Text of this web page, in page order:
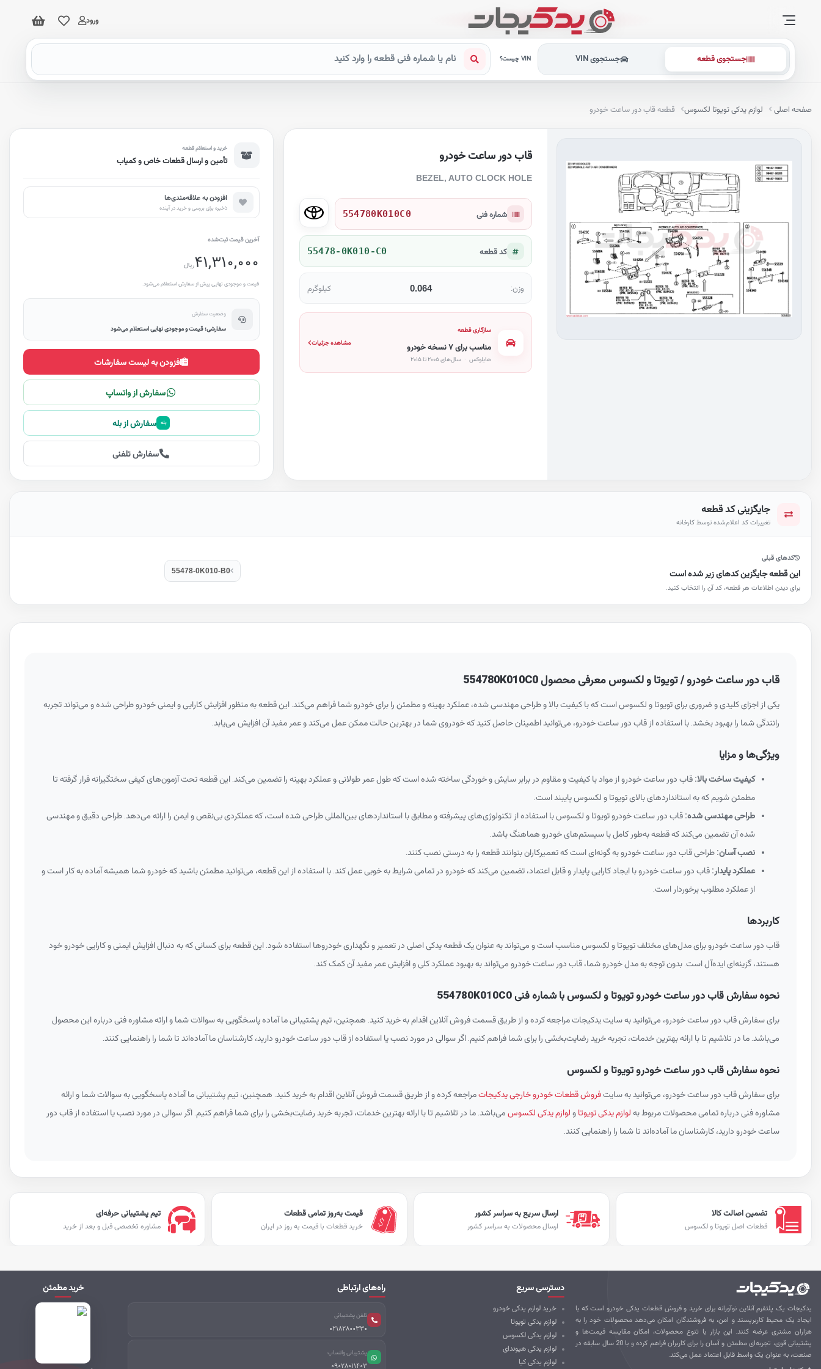
ورود
جستجوی قطعه جستجوی VIN VIN چیست؟
صفحه اصلی لوازم یدکی تویوتا لکسوس قطعه قاب دور ساعت خودرو
قاب دور ساعت خودرو
BEZEL, AUTO CLOCK HOLE
شماره فنی 554780K010C0
کد قطعه 55478-0K010-C0
وزن: 0.064 کیلوگرم
سازگاری قطعه
مناسب برای ۷ نسخه خودرو
هایلوکس ·
مشاهده جزئیات
خرید و استعلام قطعه
تأمین و ارسال قطعات خاص و کمیاب
افزودن به علاقه‌مندی‌ها
ذخیره برای بررسی و خرید در آینده
آخرین قیمت ثبت‌شده
41,310,000ریال
قیمت و موجودی نهایی پیش از سفارش استعلام می‌شود.
وضعیت سفارش
سفارشی؛ قیمت و موجودی نهایی استعلام می‌شود
افزودن به لیست سفارشات
سفارش از واتساپ
بله سفارش از بله
سفارش تلفنی
جایگزینی کد قطعه
تغییرات کد اعلام‌شده توسط کارخانه
کدهای قبلی
این قطعه جایگزین کدهای زیر شده است
برای دیدن اطلاعات هر قطعه، کد آن را انتخاب کنید.
55478-0K010-B0
قاب دور ساعت خودرو / تویوتا و لکسوس معرفی محصول 554780K010C0
یکی از اجزای کلیدی و ضروری برای تویوتا و لکسوس است که با کیفیت بالا و طراحی مهندسی شده، عملکرد بهینه و مطمئن را برای خودرو شما فراهم می‌کند. این قطعه به منظور افزایش کارایی و ایمنی خودرو طراحی شده و می‌تواند تجربه
رانندگی شما را بهبود بخشد. با استفاده از قاب دور ساعت خودرو، می‌توانید اطمینان حاصل کنید که خودروی شما در بهترین حالت ممکن عمل می‌کند و عمر مفید آن افزایش می‌یابد.
ویژگی‌ها و مزایا
کیفیت ساخت بالا: قاب دور ساعت خودرو از مواد با کیفیت و مقاوم در برابر سایش و خوردگی ساخته شده است که طول عمر طولانی و عملکرد بهینه را تضمین می‌کند. این قطعه تحت آزمون‌های کیفی سختگیرانه قرار گرفته تا
مطمئن شویم که به استانداردهای بالای تویوتا و لکسوس پایبند است.
طراحی مهندسی شده: قاب دور ساعت خودرو تویوتا و لکسوس با استفاده از تکنولوژی‌های پیشرفته و مطابق با استانداردهای بین‌المللی طراحی شده است، که عملکردی بی‌نقص و ایمن را ارائه می‌دهد. طراحی دقیق و مهندسی
شده آن تضمین می‌کند که قطعه به‌طور کامل با سیستم‌های خودرو هماهنگ باشد.
نصب آسان: طراحی قاب دور ساعت خودرو به گونه‌ای است که تعمیرکاران بتوانند قطعه را به درستی نصب کنند.
عملکرد پایدار: قاب دور ساعت خودرو با ایجاد کارایی پایدار و قابل اعتماد، تضمین می‌کند که خودرو در تمامی شرایط به خوبی عمل کند. با استفاده از این قطعه، می‌توانید مطمئن باشید که خودرو شما همیشه آماده به کار است و
از عملکرد مطلوب برخوردار است.
کاربردها
قاب دور ساعت خودرو برای مدل‌های مختلف تویوتا و لکسوس مناسب است و می‌تواند به عنوان یک قطعه یدکی اصلی در تعمیر و نگهداری خودروها استفاده شود. این قطعه برای کسانی که به دنبال افزایش ایمنی و کارایی خودرو خود
هستند، گزینه‌ای ایده‌آل است. بدون توجه به مدل خودرو شما، قاب دور ساعت خودرو می‌تواند به بهبود عملکرد کلی و افزایش عمر مفید آن کمک کند.
نحوه سفارش قاب دور ساعت خودرو تویوتا و لکسوس با شماره فنی 554780K010C0
برای سفارش قاب دور ساعت خودرو، می‌توانید به سایت یدکیجات مراجعه کرده و از طریق قسمت فروش آنلاین اقدام به خرید کنید. همچنین، تیم پشتیبانی ما آماده پاسخگویی به سوالات شما و ارائه مشاوره فنی درباره این محصول
می‌باشد. ما در تلاشیم تا با ارائه بهترین خدمات، تجربه خرید رضایت‌بخشی را برای شما فراهم کنیم. اگر سوالی در مورد نصب یا استفاده از قاب دور ساعت خودرو دارید، کارشناسان ما آماده‌اند تا شما را راهنمایی کنند.
نحوه سفارش قاب دور ساعت خودرو تویوتا و لکسوس
برای سفارش قاب دور ساعت خودرو، می‌توانید به سایتفروش قطعات خودرو خارجی یدکیجاتمراجعه کرده و از طریق قسمت فروش آنلاین اقدام به خرید کنید. همچنین، تیم پشتیبانی ما آماده پاسخگویی به سوالات شما و ارائه
مشاوره فنی درباره تمامی محصولات مربوط به لوازم یدکی تویوتا و لوازم یدکی لکسوس می‌باشد. ما در تلاشیم تا با ارائه بهترین خدمات، تجربه خرید رضایت‌بخشی را برای شما فراهم کنیم. اگر سوالی در مورد نصب یا استفاده از قاب دور
ساعت خودرو دارید، کارشناسان ما آماده‌اند تا شما را راهنمایی کنند.
تیم پشتیبانی حرفه‌ای
مشاوره تخصصی قبل و بعد از خرید
قیمت به‌روز تمامی قطعات
خرید قطعات با قیمت به روز در ایران
ارسال سریع به سراسر کشور
ارسال محصولات به سراسر کشور
تضمین اصالت کالا
قطعات اصل تویوتا و لکسوس
یدکیجات یک پلتفرم آنلاین نوآورانه برای خرید و فروش قطعات یدکی خودرو است که با
ایجاد یک محیط کاربرپسند و امن، به فروشندگان امکان می‌دهد محصولات خود را به
هزاران مشتری عرضه کنند. این بازار با تنوع محصولات، امکان مقایسه قیمت‌ها و
پشتیبانی قوی، تجربه‌ای مطمئن و آسان را برای کاربران فراهم کرده و با 20 سال سابقه در
صنعت، به عنوان یک واسط قابل اعتماد عمل می‌کند.
دسترسی سریع
خرید لوازم یدکی خودرو
لوازم یدکی تویوتا
لوازم یدکی لکسوس
لوازم یدکی هیوندای
لوازم یدکی کیا
راه‌های ارتباطی
تلفن پشتیبانی
02182800330
پشتیبانی واتساپ
09028011403
خرید مطمئن